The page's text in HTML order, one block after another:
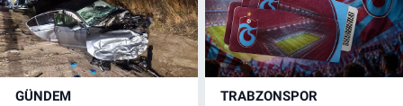
GÜNDEM TRABZONSPOR